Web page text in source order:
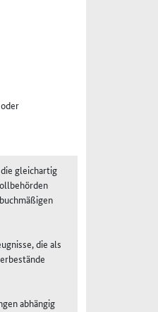
gleichartig
die als
abhängig